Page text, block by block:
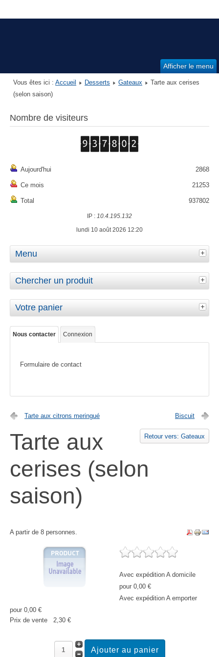
Afficher le menu
Vous êtes ici : Accueil Desserts Gateaux
Tarte aux cerises
(selon saison)
Nombre de visiteurs
Aujourd'hui 2868
Ce mois 21253
Total 937802
IP : 10.4.195.132
lundi 10 août 2026 12:20
Menu
Chercher un produit
Votre panier
Nous contacter Connexion
Formulaire de contact
Tarte aux citrons meringué Biscuit
Retour vers: Gateaux
Tarte aux
cerises (selon
saison)
A partir de 8 personnes.
Avec expédition A domicile
pour 0,00 €
Avec expédition A emporter
pour 0,00 €
Prix ​​de vente
2,30 €